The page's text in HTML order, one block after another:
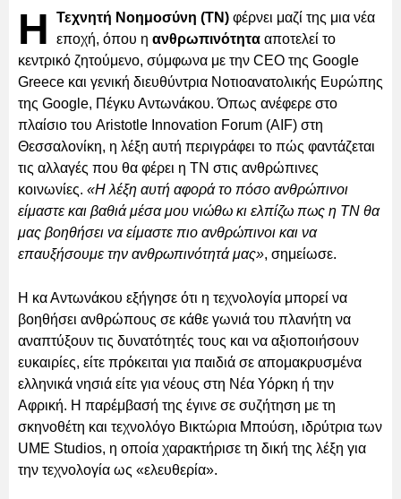
Η Τεχνητή Νοημοσύνη (ΤΝ) φέρνει μαζί της μια νέα
εποχή, όπου η ανθρωπινότητα αποτελεί το
κεντρικό ζητούμενο, σύμφωνα με την CEO της Google
Greece και γενική διευθύντρια Νοτιοανατολικής Ευρώπης
της Google, Πέγκυ Αντωνάκου. Όπως ανέφερε στο
πλαίσιο του Aristotle Innovation Forum (AIF) στη
Θεσσαλονίκη, η λέξη αυτή περιγράφει το πώς φαντάζεται
τις αλλαγές που θα φέρει η ΤΝ στις ανθρώπινες
κοινωνίες. «Η λέξη αυτή αφορά το πόσο ανθρώπινοι
είμαστε και βαθιά μέσα μου νιώθω κι ελπίζω πως η ΤΝ θα
μας βοηθήσει να είμαστε πιο ανθρώπινοι και να
επαυξήσουμε την ανθρωπινότητά μας», σημείωσε.
Η κα Αντωνάκου εξήγησε ότι η τεχνολογία μπορεί να
βοηθήσει ανθρώπους σε κάθε γωνιά του πλανήτη να
αναπτύξουν τις δυνατότητές τους και να αξιοποιήσουν
ευκαιρίες, είτε πρόκειται για παιδιά σε απομακρυσμένα
ελληνικά νησιά είτε για νέους στη Νέα Υόρκη ή την
Αφρική. Η παρέμβασή της έγινε σε συζήτηση με τη
σκηνοθέτη και τεχνολόγο Βικτώρια Μπούση, ιδρύτρια των
UME Studios, η οποία χαρακτήρισε τη δική της λέξη για
την τεχνολογία ως «ελευθερία».